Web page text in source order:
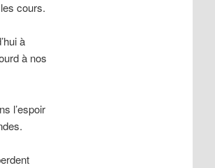
cours.
à
à nos
l’espoir